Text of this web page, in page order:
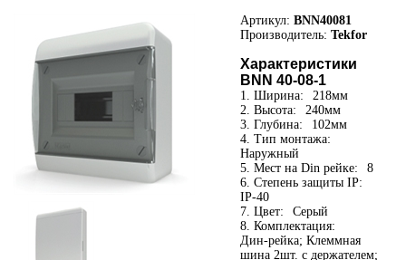
Артикул: BNN40081
Производитель: Tekfor
Характеристики
BNN 40-08-1
1. Ширина:
218мм
2. Высота:
240мм
3. Глубина:
102мм
4. Тип монтажа:
Наружный
5. Мест на Din рейке:
8
6. Степень защиты IP:
IP-40
7. Цвет:
Серый
8. Комплектация:
Дин-рейка; Клеммная
шина 2шт. с держателем;